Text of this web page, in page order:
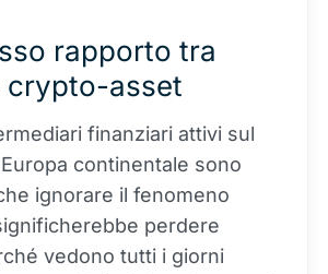
rapporto tra
crypto-asset
finanziari attivi sul
continentale sono
ignorare il fenomeno
perdere
vedono tutti i giorni